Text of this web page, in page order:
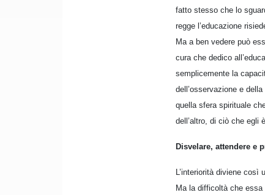
fatto stesso che lo
regge l’educazione
Ma a ben vedere può
cura che dedico
semplicemente la
dell’osservazione e
quella sfera spirituale
dell’altro, di ciò che egli
Disvelare, attendere e
L’interiorità diviene così
Ma la difficoltà che